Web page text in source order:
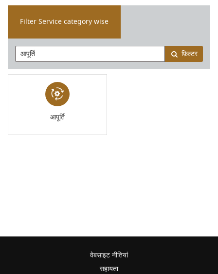
Filter Service category wise
फ़िल्टर
आपूर्ति
वेबसाइट नीतियां
सहायता